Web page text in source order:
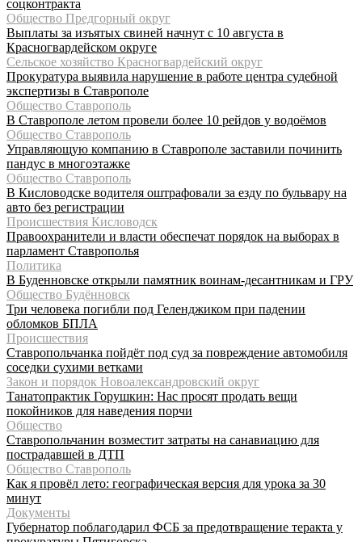
соцконтракта
Общество Предгорный округ
Выплаты за изъятых свиней начнут с 10 августа в
Красногвардейском округе
Сельское хозяйство Красногвардейский округ
Прокуратура выявила нарушение в работе центра судебной
экспертизы в Ставрополе
Общество Ставрополь
В Ставрополе летом провели более 10 рейдов у водоёмов
Общество Ставрополь
Управляющую компанию в Ставрополе заставили починить
пандус в многоэтажке
Общество Ставрополь
В Кисловодске водителя оштрафовали за езду по бульвару на
авто без регистрации
Происшествия Кисловодск
Правоохранители и власти обеспечат порядок на выборах в
парламент Ставрополья
Политика
В Буденновске открыли памятник воинам-десантникам и ГРУ
Общество Будённовск
Три человека погибли под Геленджиком при падении
обломков БПЛА
Происшествия
Ставропольчанка пойдёт под суд за повреждение автомобиля
соседки сухими ветками
Закон и порядок Новоалександровский округ
Танатопрактик Горушкин: Нас просят продать вещи
покойников для наведения порчи
Общество
Ставропольчанин возместит затраты на санавиацию для
пострадавшей в ДТП
Общество Ставрополь
Как я провёл лето: географическая версия для урока за 30
минут
Документы
Губернатор поблагодарил ФСБ за предотвращение теракта у